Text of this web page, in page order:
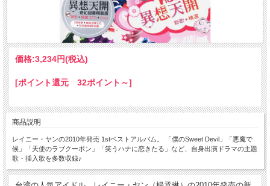
価格:3,234円(税込)
[ポイント還元 32ポイント～]
商品説明
レイニー・ヤンの2010年発売 1stベストアルバム。 「僕のSweet Devil」「悪魔で
候」「天使のラブクーポン」「笑うハナに恋きたる」など、自身出演ドラマの主題
歌・挿入歌を多数収録♪